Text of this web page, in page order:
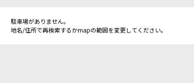
駐車場がありません。
地名/住所で再検索するかmapの範囲を変更してください。